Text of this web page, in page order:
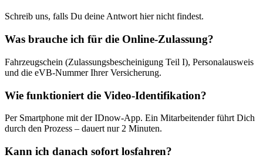
Schreib uns, falls Du deine Antwort hier nicht findest.
Was brauche ich für die Online-Zulassung?
Fahrzeugschein (Zulassungsbescheinigung Teil I), Personalausweis
und die eVB-Nummer Ihrer Versicherung.
Wie funktioniert die Video-Identifikation?
Per Smartphone mit der IDnow-App. Ein Mitarbeitender führt Dich
durch den Prozess – dauert nur 2 Minuten.
Kann ich danach sofort losfahren?